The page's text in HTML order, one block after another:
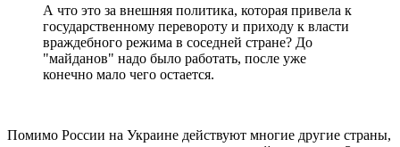
А что это за внешняя политика, которая привела к
государственному перевороту и приходу к власти
враждебного режима в соседней стране? До
"майданов" надо было работать, после уже
конечно мало чего остается.
Помимо России на Украине действуют многие другие страны,